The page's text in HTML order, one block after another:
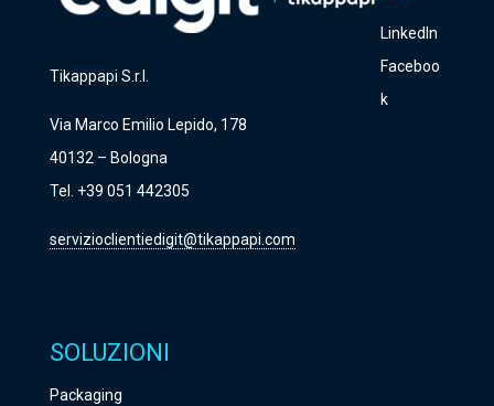
Tikappapi S.r.l.
Via Marco Emilio Lepido, 178
40132 – Bologna
Tel. +39 051 442305
servizioclientiedigit@tikappapi.com
LinkedIn
Faceboo
k
SOLUZIONI
Packaging